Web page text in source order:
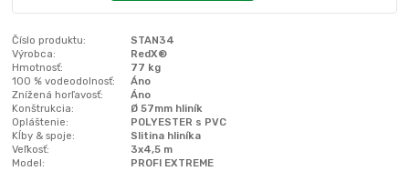
Číslo produktu:
STAN34
Výrobca:
RedX®
Hmotnosť:
77 kg
100 % vodeodolnosť:
Áno
Znížená horľavosť:
Áno
Konštrukcia:
Ø 57mm hliník
Opláštenie:
POLYESTER s PVC
Kĺby & spoje:
Slitina hliníka
Veľkosť:
3x4,5 m
Model:
PROFI EXTREME